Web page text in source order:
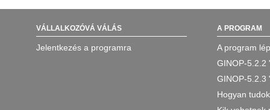
VÁLLALKOZÓVÁ VÁLÁS
Jelentkezés a programra
A PROGRAM
A program
GINOP-5.2.2
GINOP-5.2.3
Hogyan